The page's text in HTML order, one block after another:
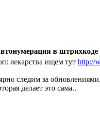
в штрихкоде
лекарства ищем тут http://
следим за
делает это сама..